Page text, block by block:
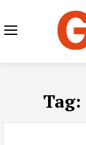
Tag: